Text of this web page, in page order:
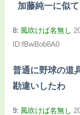
加藤純一に似
8: 風吹けば名無し
ID:fBwBob8A0
普通に野球の道
勘違いしたわ
9: 風吹けば名無し